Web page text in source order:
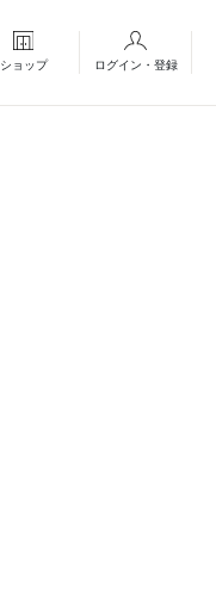
ショップ ログイン・登録